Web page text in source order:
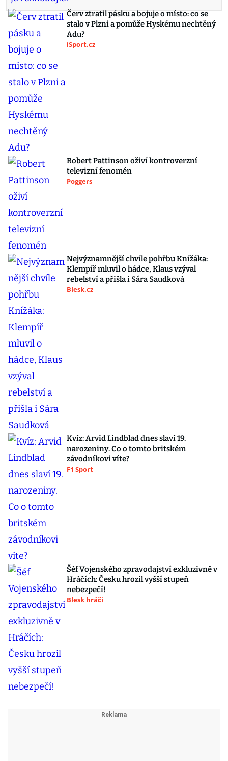
Červ ztratil pásku a bojuje o místo: co se
stalo v Plzni a pomůže Hyskému nechtěný
Adu?
iSport.cz
Robert Pattinson oživí kontroverzní
televizní fenomén
Poggers
Nejvýznamnější chvíle pohřbu Knížáka:
Klempíř mluvil o hádce, Klaus vzýval
rebelství a přišla i Sára Saudková
Blesk.cz
Kvíz: Arvid Lindblad dnes slaví 19.
narozeniny. Co o tomto britském
závodníkovi víte?
F1 Sport
Šéf Vojenského zpravodajství exkluzivně v
Hráčích: Česku hrozil vyšší stupeň
nebezpečí!
Blesk hráči